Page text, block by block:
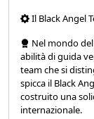
Il Black Angel
Nel mondo
abilità di guida
team che si
spicca il Black
costruito una
internazionale.